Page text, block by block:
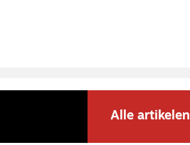
Alle artikelen